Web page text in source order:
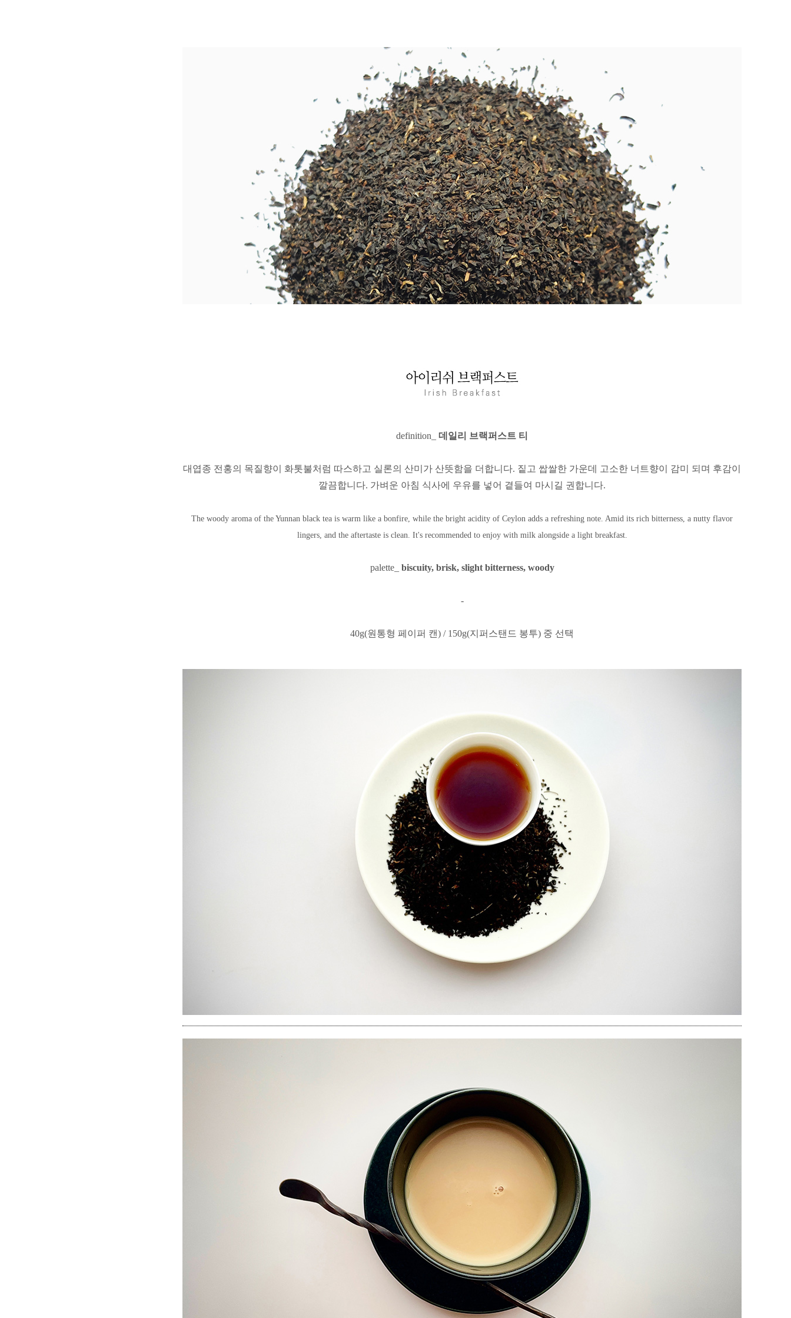
definition_ 데일 리 브랙퍼 스트 티
대엽종 전홍의 목질향이 화톳불처럼 따스하고 실론의 산미가 산뜻함을 더합니다. 짙고 쌉쌀한 가운데 고소한 너트향이 감미 되며 후감이
깔끔합니다. 가벼운 아침 식사에 우유를 넣어 곁들여 마시길 권합니다.
The woody aroma of the Yunnan black tea is warm like a bonfire, while the bright acidity of Ceylon adds a refreshing note. Amid its rich bitterness, a nutty flavor
lingers, and the aftertaste is clean. It's recommended to enjoy with milk alongside a light breakfast.
palette_ biscuity, brisk, slight bitterness, woody
-
40g(원통형 페이퍼 캔) / 150g(지퍼스탠드 봉투) 중 선택